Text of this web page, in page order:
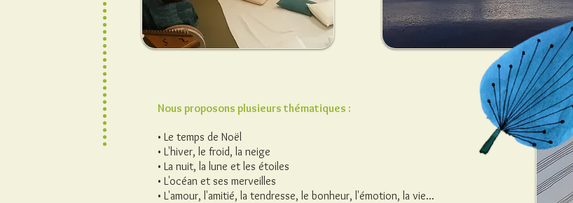
Nous proposons plusieurs thématiques :
• Le temps de Noël
• L'hiver, le froid, la neige
• La nuit, la lune et les étoiles
• L'océan et ses merveilles
• L'amour, l'amitié, la tendresse, le bonheur, l'émotion, la vie...